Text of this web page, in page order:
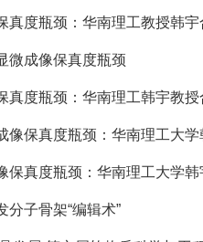
真度瓶颈：华南理工教授韩
微成像保真度瓶颈
真度瓶颈：华南理工韩宇教
像保真度瓶颈：华南理工大
保真度瓶颈：华南理工大学
子骨架“编辑术”